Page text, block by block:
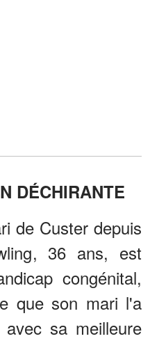
DÉCHIRANTE
de Custer depuis
36 ans, est
congénital,
que son mari l'a
sa meilleure